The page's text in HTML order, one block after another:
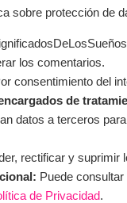
sobre protección de
los comentarios.
consentimiento del
de
datos a terceros
rectificar y suprimir
Puede
de Privacidad.